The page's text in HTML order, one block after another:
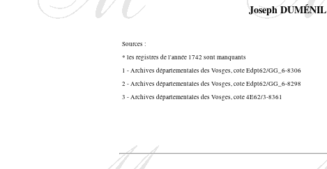
Joseph DUMÉNIL
Sources :
* les registres de l'année 1742 sont manquants
1 - Archives départementales des Vosges, cote Edpt62/GG_6-8306
2 - Archives départementales des Vosges, cote Edpt62/GG_6-8298
3 - Archives départementales des Vosges, cote 4E62/3-8361